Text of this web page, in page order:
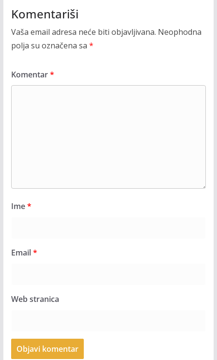
Komentariši
Vaša email adresa neće biti objavljivana. Neophodna
polja su označena sa *
Komentar*
Ime*
Email*
Web stranica